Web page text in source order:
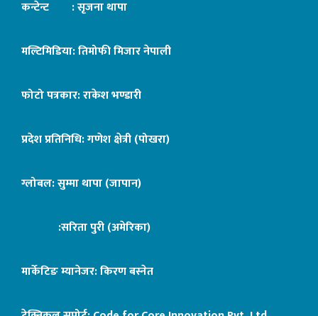
कन्टेन्ट : सृजना थापा
मल्टिमिडिया: तिमोफी मिजार नेपाली
फोटो पत्रकार: राकेश भण्डारी
प्रदेश प्रतिनिधि: गणेश क्षेत्री (पोखरा)
ग्लोबल: सुम्मा थापा (जापान)
:सरिता पुरी (अमेरिका)
मार्केटिङ म्यानेजर: किरण बस्नेत